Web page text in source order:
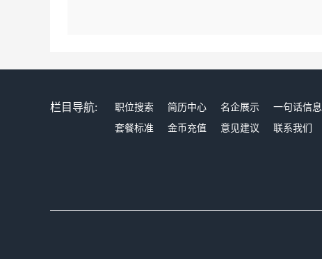
栏目导航: 职位搜索 简历中心 名企展示 一句话信息
套餐标准
金币充值 意见建议 联系我们